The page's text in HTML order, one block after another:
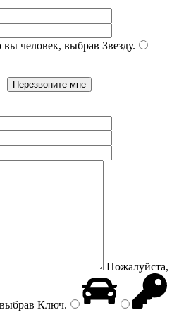
человек, выбрав Звезду.
Пожалуйста,
Ключ.